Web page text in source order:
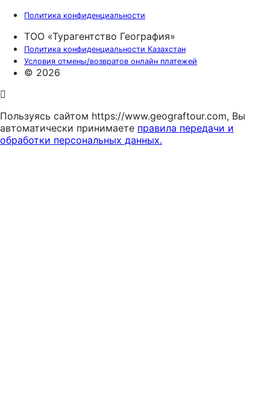
Политика конфиденциальности
ТОО «Турагентство География»
Политика конфиденциальности Казахстан
Условия отмены/возвратов онлайн платежей
© 2026
Пользуясь сайтом https://www.geograftour.com, Вы
автоматически принимаете правила передачи и
обработки персональных данных.